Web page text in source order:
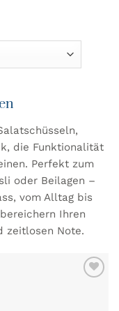
die Funktionalität
Perfekt zum
oder Beilagen –
vom Alltag bis
Ihren
zeitlosen Note.